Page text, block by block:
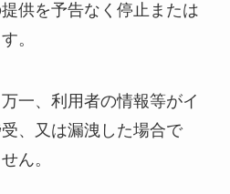
供を予告なく停止または
。
一、利用者の情報等がイ
、又は漏洩した場合で
ん。